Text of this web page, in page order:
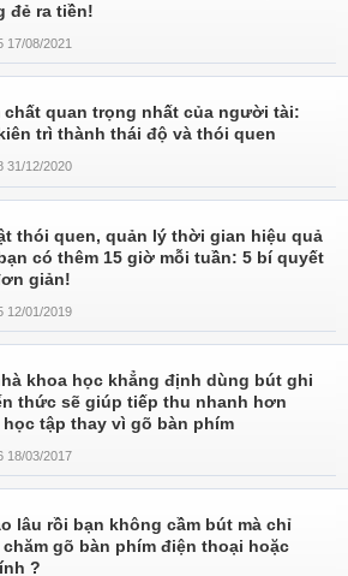
đẻ ra tiền!
17/08/2021
chất quan trọng nhất của người tài:
trì thành thái độ và thói quen
31/12/2020
thói quen, quản lý thời gian hiệu quả
có thêm 15 giờ mỗi tuần: 5 bí quyết
giản!
12/01/2019
khoa học khẳng định dùng bút ghi
thức sẽ giúp tiếp thu nhanh hơn
tập thay vì gõ bàn phím
18/03/2017
lâu rồi bạn không cầm bút mà chỉ
chăm gõ bàn phím điện thoại hoặc
?